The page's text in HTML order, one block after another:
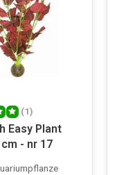
(1)
Easy Plant
- nr 17